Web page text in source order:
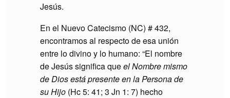
Jesús.
En el Nuevo Catecismo (NC) # 432,
encontramos al respecto de esa unión
entre lo divino y lo humano: “El nombre
de Jesús significa queel Nombre mismo
de Dios está presente en la Persona de
su Hijo (Hc 5: 41; 3 Jn 1: 7) hecho